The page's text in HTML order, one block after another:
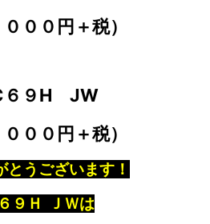
０００円＋税）
９H JW
０００円＋税）
とうございます！
９Ｈ ＪＷは